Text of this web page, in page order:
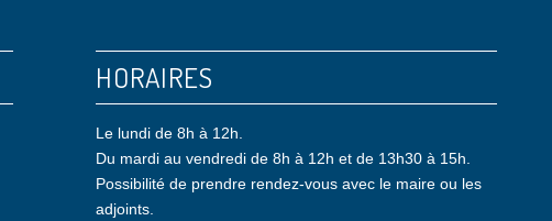
HORAIRES
Le lundi de 8h à 12h.
Du mardi au vendredi de 8h à 12h et de 13h30 à 15h.
Possibilité de prendre rendez-vous avec le maire ou les
adjoints.